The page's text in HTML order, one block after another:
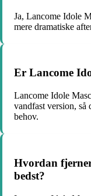
Ja, Lancome Idole
mere dramatiske
Er Lancome
Lancome Idole
vandfast version, så
behov.
Hvordan
bedst?